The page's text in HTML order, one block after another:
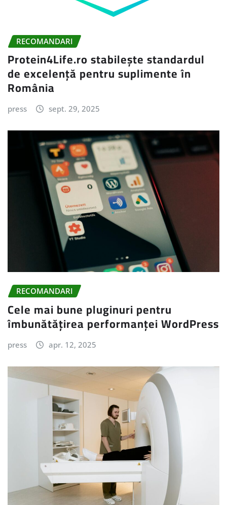
RECOMANDARI
Protein4Life.ro stabilește standardul
de excelență pentru suplimente în
România
press sept. 29, 2025
RECOMANDARI
Cele mai bune pluginuri pentru
îmbunătățirea performanței WordPress
press apr. 12, 2025